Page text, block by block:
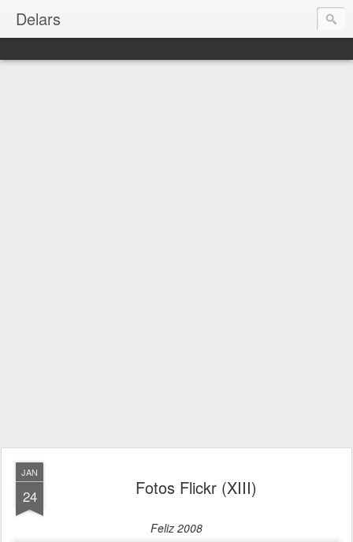
Delars
JAN
24 Fotos Flickr (XIII)
Feliz 2008